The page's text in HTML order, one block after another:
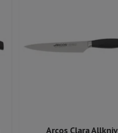
Arcos Clara Allkniv